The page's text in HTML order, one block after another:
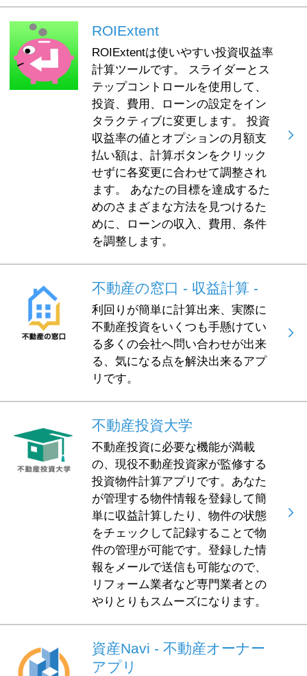
ROIExtent
ROIExtentは使いやすい投資収益率
計算ツールです。 スライダーとス
テップコントロールを使用して、
投資、費用、ローンの設定をイン
タラクティブに変更します。 投資
収益率の値とオプションの月額支
払い額は、計算ボタンをクリック
せずに各変更に合わせて調整され
ます。 あなたの目標を達成するた
めのさまざまな方法を見つけるた
めに、ローンの収入、費用、条件
を調整します。
不動産の窓口 - 収益計算 -
利回りが簡単に計算出来、実際に
不動産投資をいくつも手懸けてい
る多くの会社へ問い合わせが出来
る、気になる点を解決出来るアプ
リです。
不動産投資大学
不動産投資に必要な機能が満載
の、現役不動産投資家が監修する
投資物件計算アプリです。あなた
が管理する物件情報を登録して簡
単に収益計算したり、物件の状態
をチェックして記録することで物
件の管理が可能です。登録した情
報をメールで送信も可能なので、
リフォーム業者など専門業者との
やりとりもスムーズになります。
資産Navi - 不動産オーナー
アプリ